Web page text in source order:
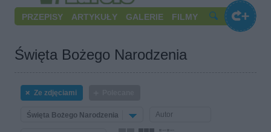
PRZEPISY ARTYKUŁY GALERIE FILMY
Święta Bożego Narodzenia
Ze zdjęciami
Święta Bożego Narodzenia